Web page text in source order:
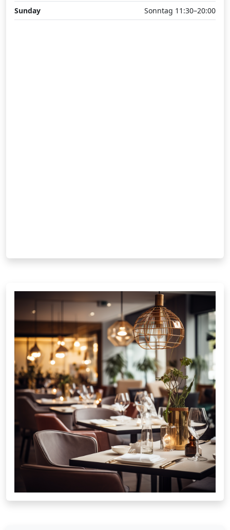
Sunday Sonntag 11:30–20:00